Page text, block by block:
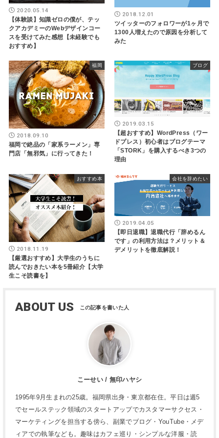
2020.05.14
【体験談】知識ゼロの僕が、テッ
クアカデミーのWebデザインコー
スを受けてみた感想【未経験でも
おすすめ】
2018.12.01
ツイッターのフォロワーが1ヶ月で
1300人増えたので原因を分析して
みた
福岡
2018.09.10
福岡で絶品の「家系ラーメン」専
門店「無邪気」に行ってきた！
ブログ
2019.03.15
【超おすすめ】WordPress（ワー
ドプレス）初心者はブログテーマ
「STORK」を購入するべき3つの
理由
おすすめ本
2018.11.19
【厳選おすすめ】大学生のうちに
読んでおきたい本を5冊紹介【大学
生こそ読書を】
会社を辞めたい
2019.04.05
【即日退職】退職代行「辞めるん
です」の利用方法は？メリット＆
デメリットを徹底解説！
ABOUT US
こーせい / 無印ハヤシ
1995年9月生まれの25歳。福岡県出身・東京都在住。平日は週5
でセールステック領域のスタートアップでカスタマーサクセス・
マーケティングを担当する傍ら、副業でブログ・YouTube・メデ
ィアでの執筆なども。趣味はカフェ巡り・シンプルな洋服・読